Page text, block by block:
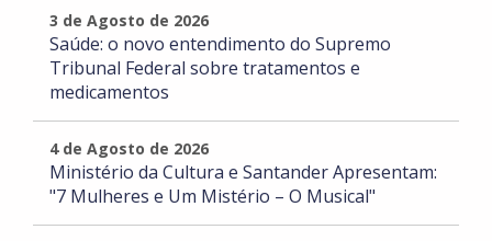
3 de Agosto de 2026
Saúde: o novo entendimento do Supremo
Tribunal Federal sobre tratamentos e
medicamentos
4 de Agosto de 2026
Ministério da Cultura e Santander Apresentam:
"7 Mulheres e Um Mistério – O Musical"